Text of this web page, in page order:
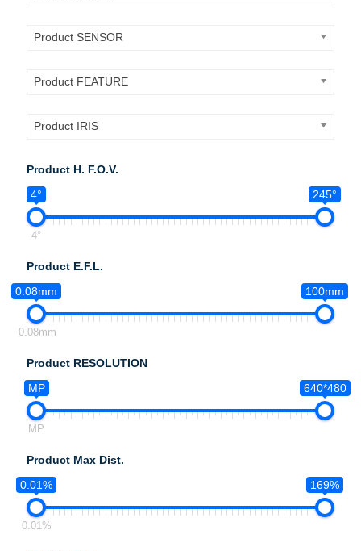
Product SENSOR
Product FEATURE
Product IRIS
Product H. F.O.V.
4°
245°
4°
Product E.F.L.
0.08mm
100mm
0.08mm
Product RESOLUTION
MP
640*480
MP
Product Max Dist.
0.01%
169%
0.01%